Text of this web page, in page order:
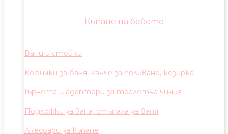
Къпане на бебето
Вани и стойки
Кофички за баня, канче за поливане, козирка
Гърнета и адаптори за тоалетна чиния
Подложки за вана, стъпала за баня
Акесоари за къпане